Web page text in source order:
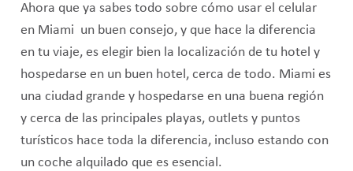
Ahora que ya sabes todo sobre cómo usar el celular
en Miami un buen consejo, y que hace la diferencia
en tu viaje, es elegir bien la localización de tu hotel y
hospedarse en un buen hotel, cerca de todo. Miami es
una ciudad grande y hospedarse en una buena región
y cerca de las principales playas, outlets y puntos
turísticos hace toda la diferencia, incluso estando con
un coche alquilado que es esencial.